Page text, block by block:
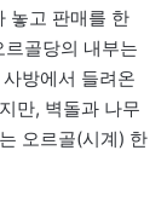
놓고 판매를 한
골당의 내부는
방에서 들려온
만, 벽돌과 나무
오르골(시계) 한